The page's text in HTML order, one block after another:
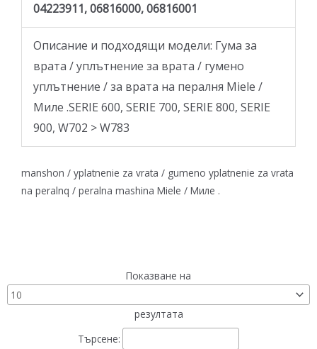
04223911, 06816000, 06816001
Описание и подходящи модели: Гума за
врата / уплътнение за врата / гумено
уплътнение / за врата на пералня Miele /
Миле .SERIE 600, SERIE 700, SERIE 800, SERIE
900, W702 > W783
manshon / yplatnenie za vrata / gumeno yplatnenie za vrata
na peralnq / peralna mashina Miele / Миле .
Показване на
резултата
Търсене: